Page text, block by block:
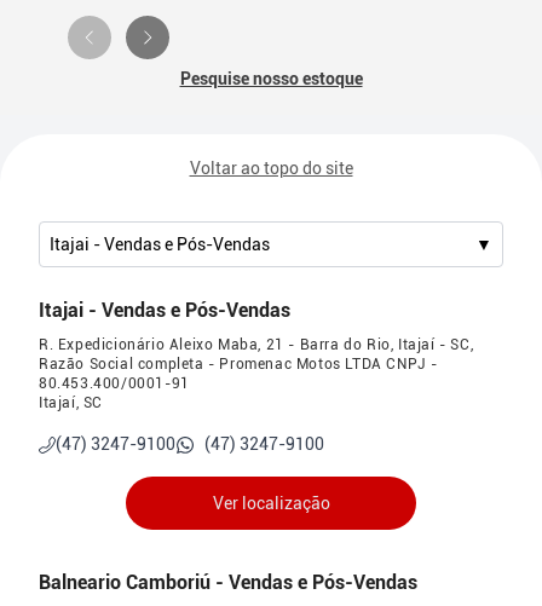
Pesquise nosso estoque
Voltar ao topo do site
Itajai - Vendas e Pós-Vendas ▼
Itajai - Vendas e Pós-Vendas
R. Expedicionário Aleixo Maba, 21 - Barra do Rio, Itajaí - SC,
Razão Social completa - Promenac Motos LTDA CNPJ -
80.453.400/0001-91
Itajaí, SC
(47) 3247-9100 (47) 3247-9100
Ver localização
Balneario Camboriú - Vendas e Pós-Vendas